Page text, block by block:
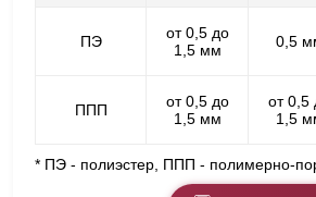
ПЭ
от 0,5 до
1,5 мм
0,5
ППП
от 0,5 до
1,5 мм
от 0,5
1,5
* ПЭ - полиэстер, ППП - полимерно-